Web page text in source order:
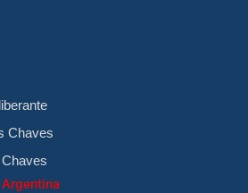
Chaves